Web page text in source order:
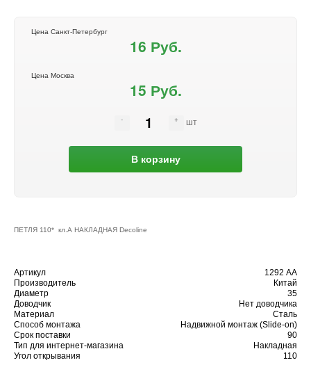
Цена Санкт-Петербург
16 Руб.
Цена Москва
15 Руб.
шт
В корзину
ПЕТЛЯ 110* кл.А НАКЛАДНАЯ Decoline
Артикул
1292 АA
Производитель
Китай
Диаметр
35
Доводчик
Нет доводчика
Материал
Сталь
Способ монтажа
Надвижной монтаж (Slide-on)
Срок поставки
90
Тип для интернет-магазина
Накладная
Угол открывания
110